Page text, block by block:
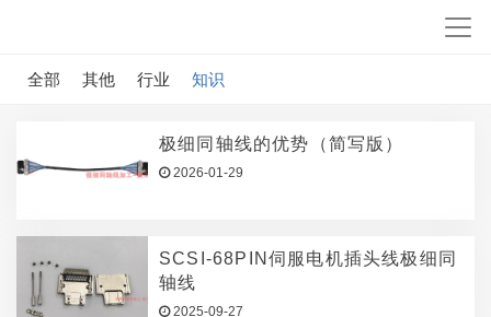
全部 其他 行业 知识
极细同轴线的优势（简写版）
2026-01-29
SCSI-68PIN伺服电机插头线极细同
轴线
2025-09-27